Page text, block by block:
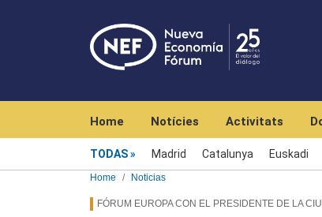
Home Notícies Activitats
TODAS Madrid Catalunya Euskadi
Home Noticias
FÓRUM EUROPA CON EL PRESIDENTE DE LA